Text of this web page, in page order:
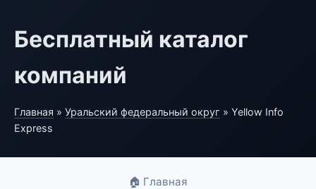
Бесплатный каталог
компаний
Главная » Уральский федеральный округ » Yellow Info
Express
🏠 Главная